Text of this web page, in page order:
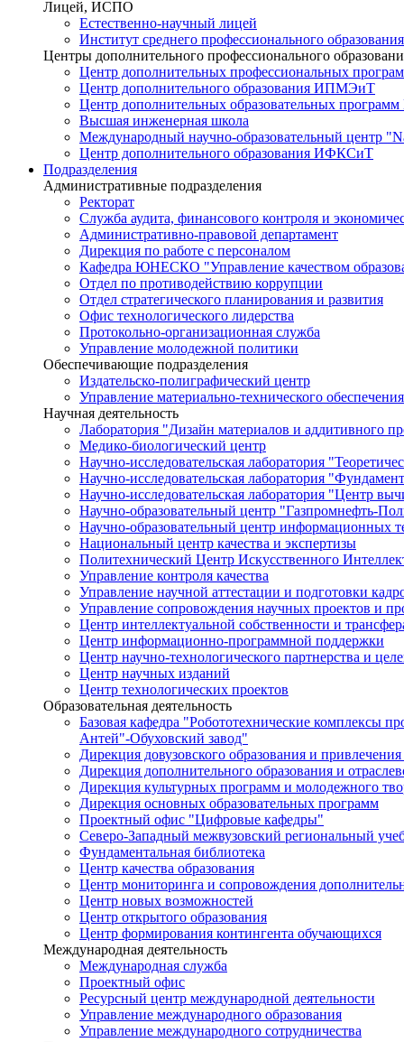
Лицей, ИСПО
Естественно-научный лицей
Институт среднего профессионального образования
Центры дополнительного профессионального
Центр дополнительных профессиональных
Центр дополнительного образования ИПМЭиТ
Центр дополнительных образовательных
Высшая инженерная школа
Международный научно-образовательный центр
Центр дополнительного образования ИФКСиТ
Подразделения
Административные подразделения
Ректорат
Служба аудита, финансового контроля и
Административно-правовой департамент
Дирекция по работе с персоналом
Кафедра ЮНЕСКО "Управление качеством
Отдел по противодействию коррупции
Отдел стратегического планирования и развития
Офис технологического лидерства
Протокольно-организационная служба
Управление молодежной политики
Обеспечивающие подразделения
Издательско-полиграфический центр
Управление материально-технического обеспечения
Научная деятельность
Лаборатория "Дизайн материалов и аддитивного
Медико-биологический центр
Научно-исследовательская лаборатория
Научно-исследовательская лаборатория
Научно-исследовательская лаборатория "Центр
Научно-образовательный центр "Газпромнефть-
Научно-образовательный центр информационных
Национальный центр качества и экспертизы
Политехнический Центр Искусственного
Управление контроля качества
Управление научной аттестации и подготовки
Управление сопровождения научных проектов и
Центр интеллектуальной собственности и
Центр информационно-программной поддержки
Центр научно-технологического партнерства и
Центр научных изданий
Центр технологических проектов
Образовательная деятельность
Базовая кафедра "Робототехнические комплексы
Антей"-Обуховский завод"
Дирекция довузовского образования и привлечения
Дирекция дополнительного образования и
Дирекция культурных программ и молодежного
Дирекция основных образовательных программ
Проектный офис "Цифровые кафедры"
Северо-Западный межвузовский региональный
Фундаментальная библиотека
Центр качества образования
Центр мониторинга и сопровождения
Центр новых возможностей
Центр открытого образования
Центр формирования контингента обучающихся
Международная деятельность
Международная служба
Проектный офис
Ресурсный центр международной деятельности
Управление международного образования
Управление международного сотрудничества